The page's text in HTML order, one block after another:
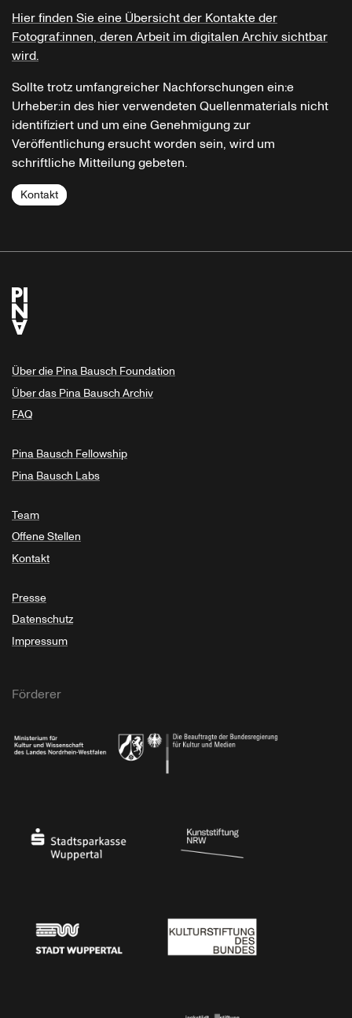
Hier finden Sie eine Übersicht der Kontakte der
Fotograf:innen, deren Arbeit im digitalen Archiv sichtbar
wird.
Sollte trotz umfangreicher Nachforschungen ein:e
Urheber:in des hier verwendeten Quellenmaterials nicht
identifiziert und um eine Genehmigung zur
Veröffentlichung ersucht worden sein, wird um
schriftliche Mitteilung gebeten.
Kontakt
Über die Pina Bausch Foundation
Über das Pina Bausch Archiv
FAQ
Pina Bausch Fellowship
Pina Bausch Labs
Team
Offene Stellen
Kontakt
Presse
Datenschutz
Impressum
Förderer